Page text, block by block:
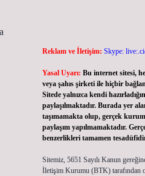
Reklam ve İletişim: Skype:
Yasal Uyarı: Bu internet sitesi,
veya şahıs şirketi ile hiçbir
Sitede yalnızca kendi
paylaşılmaktadır. Burada yer
taşımamakta olup, gerçek
paylaşım yapılmamaktadır.
benzerlikleri tamamen
Sitemiz, 5651 Sayılı Kanun
İletişim Kurumu (BTK) tarafından